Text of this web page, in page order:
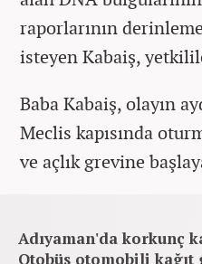
raporlarının
isteyen Kabaiş,
Baba Kabaiş, olayın
Meclis kapısında
ve açlık grevine
Adıyaman'da korkunç
Otobüs otomobili kağıt